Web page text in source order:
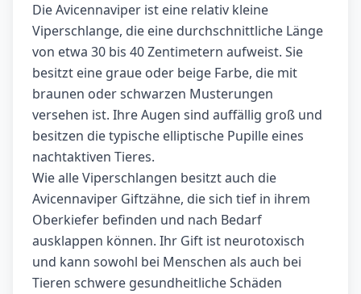
Die Avicennaviper ist eine relativ kleine
Viperschlange, die eine durchschnittliche Länge
von etwa 30 bis 40 Zentimetern aufweist. Sie
besitzt eine graue oder beige Farbe, die mit
braunen oder schwarzen Musterungen
versehen ist. Ihre Augen sind auffällig groß und
besitzen die typische elliptische Pupille eines
nachtaktiven Tieres.
Wie alle Viperschlangen besitzt auch die
Avicennaviper Giftzähne, die sich tief in ihrem
Oberkiefer befinden und nach Bedarf
ausklappen können. Ihr Gift ist neurotoxisch
und kann sowohl bei Menschen als auch bei
Tieren schwere gesundheitliche Schäden